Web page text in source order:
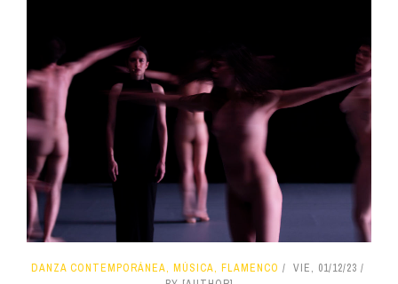
DANZA CONTEMPORÁNEA, MÚSICA, FLAMENCO
VIE, 01/12/23